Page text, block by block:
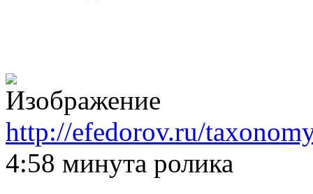
http://efedorov.ru/
4:58 минута ролика